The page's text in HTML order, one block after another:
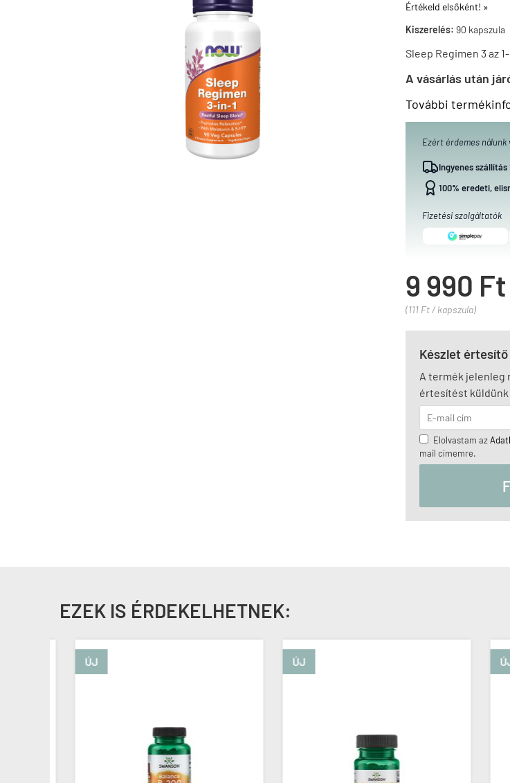
Értékeld elsőként! »
Kiszerelés: 90 kapszula
Sleep Regimen 3 az
A vásárlás után
További
Ezért érdemes nálunk
Ingyenes
100% eredeti,
Fizetési szolgáltatók
9 990 Ft
(111 Ft / kapszula)
Készlet értesítő
A termék jelenleg
értesítést küldünk
Elolvastam az
mail címemre.
EZEK IS ÉRDEKELHETNEK: